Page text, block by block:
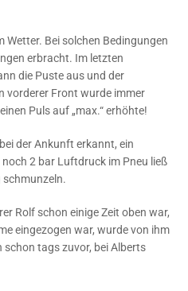
Wetter. Bei solchen Bedingungen
erbracht. Im letzten
die Puste aus und der
vorderer Front wurde immer
Puls auf „max.“ erhöhte!
der Ankunft erkannt, ein
2 bar Luftdruck im Pneu ließ
schmunzeln.
Rolf schon einige Zeit oben war,
eingezogen war, wurde von ihm
schon tags zuvor, bei Alberts